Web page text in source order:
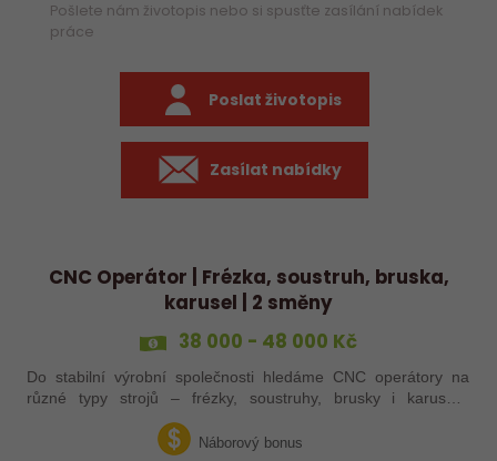
Pošlete nám životopis nebo si spusťte zasílání nabídek
práce
Poslat životopis
Zasílat nabídky
CNC Operátor | Frézka, soustruh, bruska,
karusel | 2 směny
38 000 - 48 000 Kč
Do stabilní výrobní společnosti hledáme CNC operátory na
různé typy strojů – frézky, soustruhy, brusky i karusely.
Uplatnění u nás najdou zkušení obráběči i absolventi
technických oborů, kteří se…Náborový bonus